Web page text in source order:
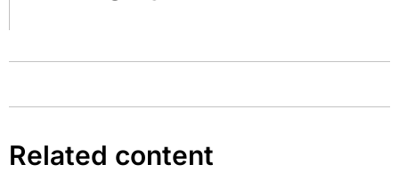
Related content